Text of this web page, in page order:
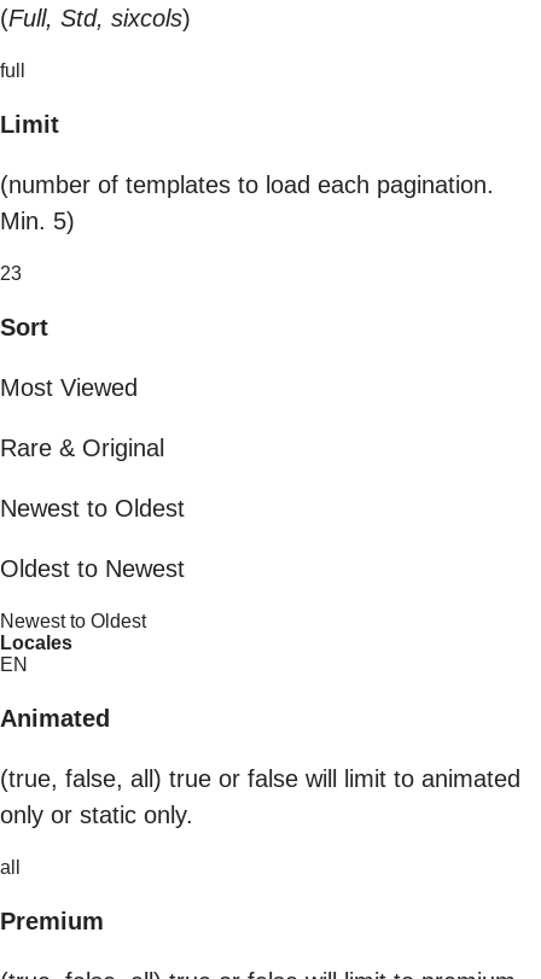
(Full, Std, sixcols)
full
Limit
(number of templates to load each pagination.
Min. 5)
23
Sort
Most Viewed
Rare & Original
Newest to Oldest
Oldest to Newest
Newest to Oldest
Locales
EN
Animated
(true, false, all) true or false will limit to animated
only or static only.
all
Premium